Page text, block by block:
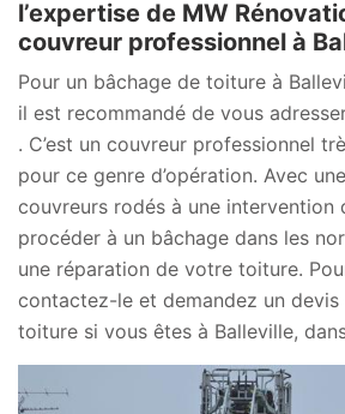
l’expertise de MW
couvreur professionnel à
Pour un bâchage de toiture à
il est recommandé de vous
. C’est un couvreur professionnel
pour ce genre d’opération. Avec
couvreurs rodés à une intervention
procéder à un bâchage dans les
une réparation de votre toiture.
contactez-le et demandez un devis
toiture si vous êtes à Balleville,